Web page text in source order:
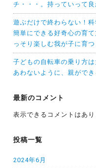
チ・・・。持っていって良
遊ぶだけで終わらない！
簡単にできる好奇心の育
っそり楽しむ我が子に育つ
子どもの自転車の乗り方
あわないように、親ができ
最新のコメント
表示できるコメントはあり
投稿一覧
2024年6月